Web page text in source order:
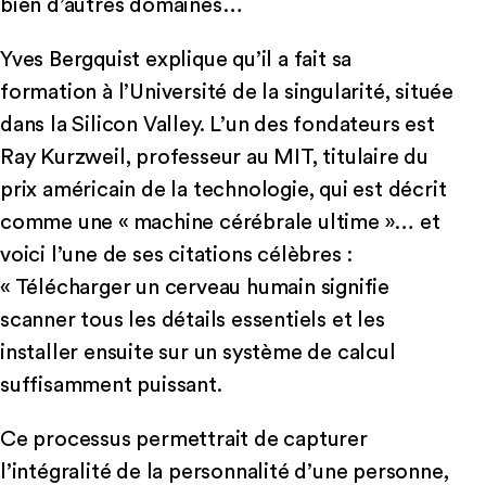
bien d’autres domaines…
Yves Bergquist explique qu’il a fait sa
formation à l’Université de la singularité, située
dans la Silicon Valley. L’un des fondateurs est
Ray Kurzweil, professeur au MIT, titulaire du
prix américain de la technologie, qui est décrit
comme une « machine cérébrale ultime »… et
voici l’une de ses citations célèbres :
« Télécharger un cerveau humain signifie
scanner tous les détails essentiels et les
installer ensuite sur un système de calcul
suffisamment puissant.
Ce processus permettrait de capturer
l’intégralité de la personnalité d’une personne,